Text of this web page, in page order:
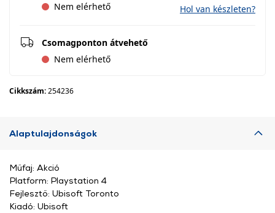
Nem elérhető
Hol van készleten?
Csomagponton átvehető
Nem elérhető
Cikkszám:254236
Alaptulajdonságok
Műfaj: Akció
Platform: Playstation 4
Fejlesztő: Ubisoft Toronto
Kiadó: Ubisoft